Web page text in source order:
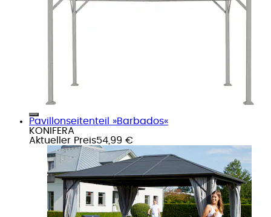
Pavillonseitenteil »Barbados«
KONIFERA
Aktueller Preis54,99 €